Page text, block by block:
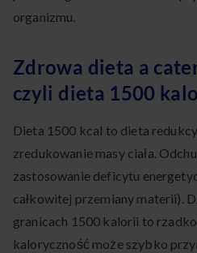
organizmu.
Zdrowa dieta a
czyli dieta 1500
Dieta 1500 kcal to dieta
zredukowanie masy ciała.
zastosowanie deficytu
całkowitej przemiany materii).
granicach 1500 kalorii to
kaloryczność może szybko